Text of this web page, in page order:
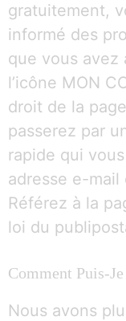
gratuitement,
informé des
que vous avez
l’icône MON
droit de la
passerez par
rapide qui
adresse e-
Référez à la
loi du
Comment Puis-
Nous avons